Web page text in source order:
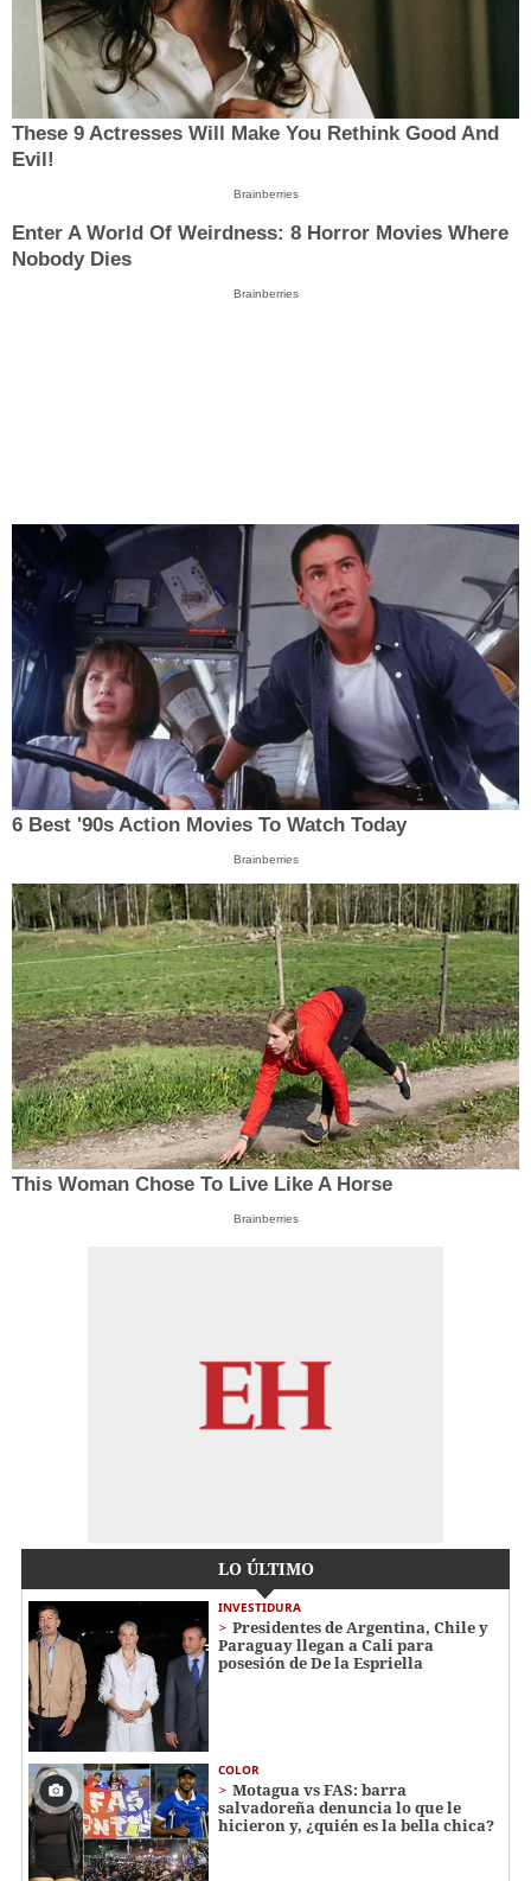
These 9 Actresses Will Make You Rethink Good And
Evil!
Brainberries
Enter A World Of Weirdness: 8 Horror Movies Where
Nobody Dies
Brainberries
6 Best '90s Action Movies To Watch Today
Brainberries
This Woman Chose To Live Like A Horse
Brainberries
LO ÚLTIMO
INVESTIDURA
Presidentes de Argentina, Chile y
Paraguay llegan a Cali para
posesión de De la Espriella
COLOR
Motagua vs FAS: barra
salvadoreña denuncia lo que le
hicieron y, ¿quién es la bella chica?